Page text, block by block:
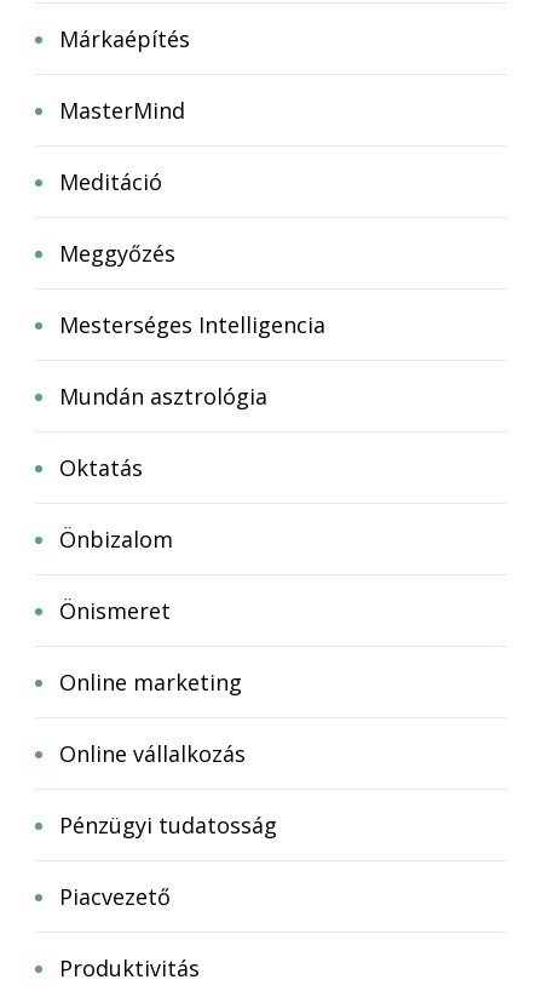
Márkaépítés
MasterMind
Meditáció
Meggyőzés
Mesterséges Intelligencia
Mundán asztrológia
Oktatás
Önbizalom
Önismeret
Online marketing
Online vállalkozás
Pénzügyi tudatosság
Piacvezető
Produktivitás